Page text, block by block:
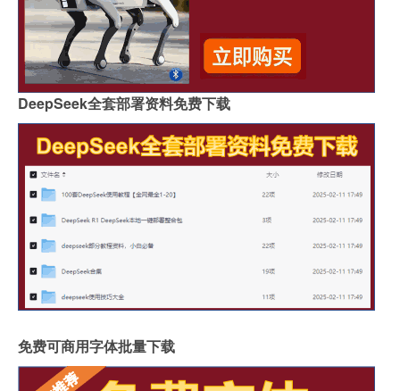
DeepSeek全套部署资料免费下载
免费可商用字体批量下载